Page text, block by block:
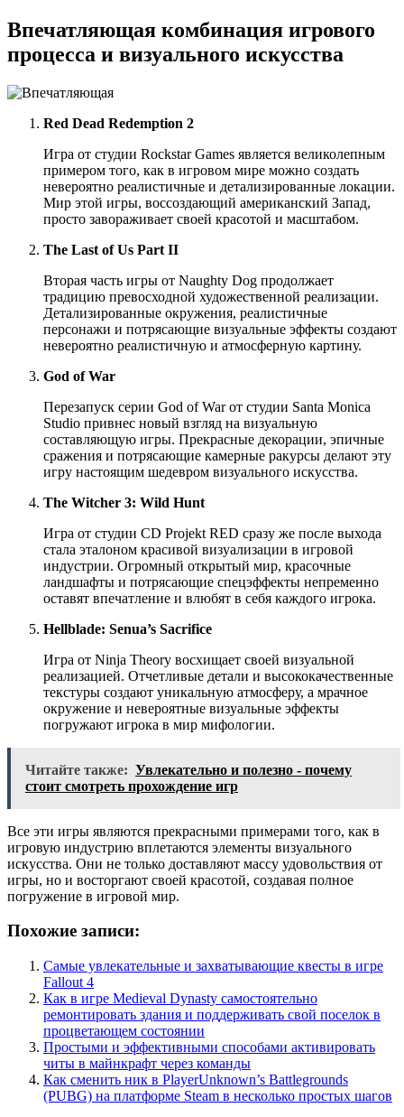
Впечатляющая комбинация игрового
процесса и визуального искусства
Red Dead Redemption 2
Игра от студии Rockstar Games является великолепным
примером того, как в игровом мире можно создать
невероятно реалистичные и детализированные локации.
Мир этой игры, воссоздающий американский Запад,
просто завораживает своей красотой и масштабом.
The Last of Us Part II
Вторая часть игры от Naughty Dog продолжает
традицию превосходной художественной реализации.
Детализированные окружения, реалистичные
персонажи и потрясающие визуальные эффекты создают
невероятно реалистичную и атмосферную картину.
God of War
Перезапуск серии God of War от студии Santa Monica
Studio привнес новый взгляд на визуальную
составляющую игры. Прекрасные декорации, эпичные
сражения и потрясающие камерные ракурсы делают эту
игру настоящим шедевром визуального искусства.
The Witcher 3: Wild Hunt
Игра от студии CD Projekt RED сразу же после выхода
стала эталоном красивой визуализации в игровой
индустрии. Огромный открытый мир, красочные
ландшафты и потрясающие спецэффекты непременно
оставят впечатление и влюбят в себя каждого игрока.
Hellblade: Senua’s Sacrifice
Игра от Ninja Theory восхищает своей визуальной
реализацией. Отчетливые детали и высококачественные
текстуры создают уникальную атмосферу, а мрачное
окружение и невероятные визуальные эффекты
погружают игрока в мир мифологии.
Читайте также: Увлекательно и полезно - почему
стоит смотреть прохождение игр
Все эти игры являются прекрасными примерами того, как в
игровую индустрию вплетаются элементы визуального
искусства. Они не только доставляют массу удовольствия от
игры, но и восторгают своей красотой, создавая полное
погружение в игровой мир.
Похожие записи:
Самые увлекательные и захватывающие квесты в игре
Fallout 4
Как в игре Medieval Dynasty самостоятельно
ремонтировать здания и поддерживать свой поселок в
процветающем состоянии
Простыми и эффективными способами активировать
читы в майнкрафт через команды
Как сменить ник в PlayerUnknown’s Battlegrounds
(PUBG) на платформе Steam в несколько простых шагов